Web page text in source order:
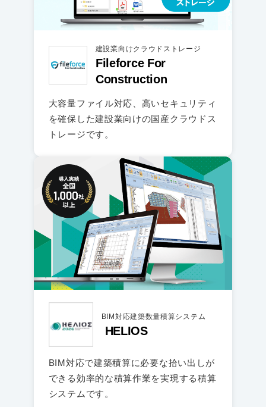
建設業向けクラウドストレージ
Fileforce For
Construction
大容量ファイル対応、高いセキュリティ
を確保した建設業向けの国産クラウドス
トレージです。
BIM対応建築数量積算システム
HELIOS
BIM対応で建築積算に必要な拾い出しが
できる効率的な積算作業を実現する積算
システムです。